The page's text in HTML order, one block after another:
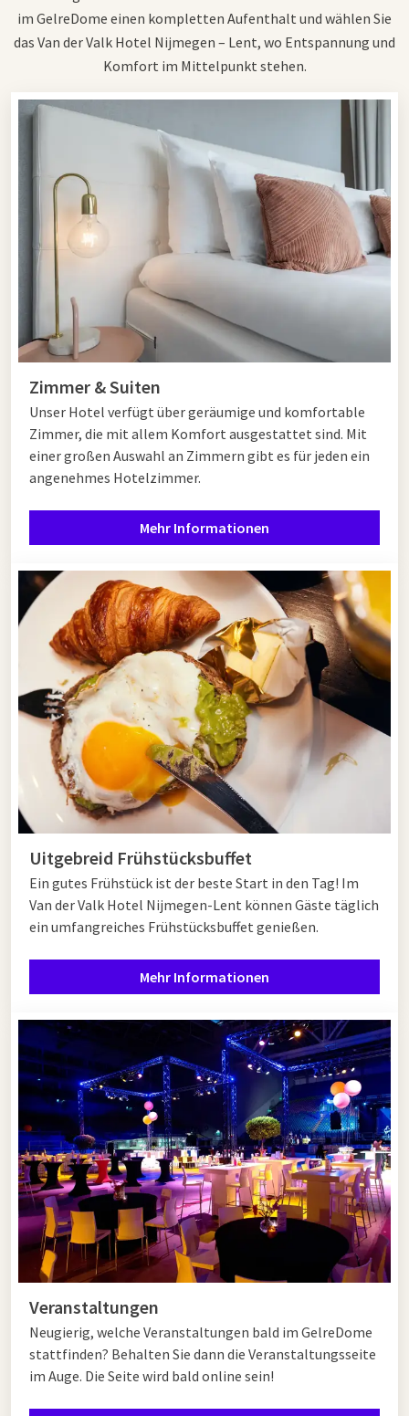
im GelreDome einen kompletten Aufenthalt und wählen Sie
das Van der Valk Hotel Nijmegen – Lent, wo Entspannung und
Komfort im Mittelpunkt stehen.
Zimmer & Suiten
Unser Hotel verfügt über geräumige und komfortable
Zimmer, die mit allem Komfort ausgestattet sind. Mit
einer großen Auswahl an Zimmern gibt es für jeden ein
angenehmes Hotelzimmer.
Mehr Informationen
Uitgebreid Frühstücksbuffet
Ein gutes Frühstück ist der beste Start in den Tag! Im
Van der Valk Hotel Nijmegen-Lent können Gäste täglich
ein umfangreiches Frühstücksbuffet genießen.
Mehr Informationen
Veranstaltungen
Neugierig, welche Veranstaltungen bald im GelreDome
stattfinden? Behalten Sie dann die Veranstaltungsseite
im Auge. Die Seite wird bald online sein!